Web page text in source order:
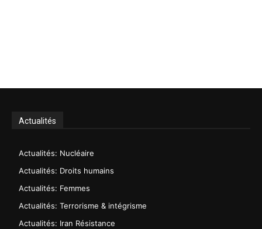
Actualités
Actualités: Nucléaire
Actualités: Droits humains
Actualités: Femmes
Actualités: Terrorisme & intégrisme
Actualités: Iran Résistance